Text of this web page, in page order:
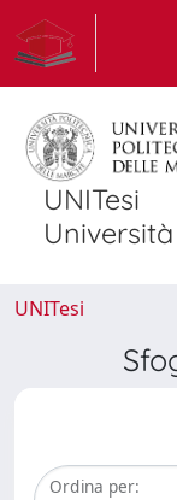
UNITesi
UNITesi
Ordina per: